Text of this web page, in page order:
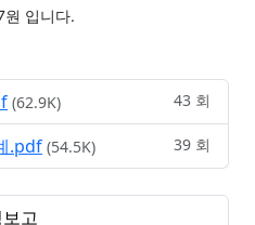
입니다.
(62.9K) 43 회
.pdf (54.5K) 39 회
고